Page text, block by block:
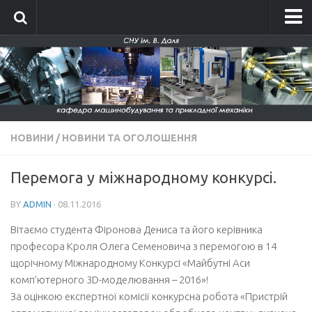
Головна
Про кафедру
Історія кафедри
Склад кафедри
Положення про кафедру
Фотографії 2015-2016
Фотографії 2017-2018
Фотографії 2019-2020
НОВИНИ / НОВИНИ ТА ОГОЛОШЕННЯ
Перемога у міжнародному конкурсі.
BY ADMIN · 08.11.2016
Вітаємо студента Фіронова Дениса та його керівника
професора Кроля Олега Семеновича з перемогою в 14
щорічному Міжнародному Конкурсі «Майбутні Аси
комп’ютерного 3D-моделювання – 2016»!
За оцінкою експертної комісії конкурсна робота «Пристрій